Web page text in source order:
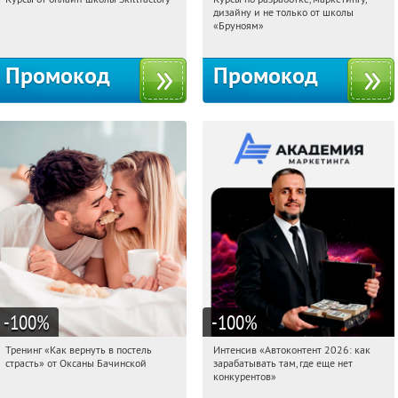
Промокод
Россия
дизайну и не только от школы
«Бруноям»
Промокод
-100%
00:29:58 Получили:
Тренинг «Как вернуть в постель
страсть» от Оксаны Бачинской
-100%
00:29:58 Получили:
Россия
Интенсив «Автоконтент 2026: как
зарабатывать там, где еще нет
конкурентов»